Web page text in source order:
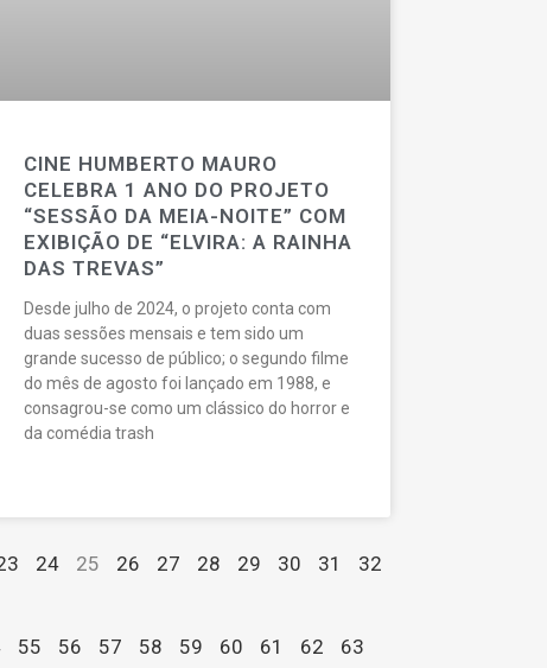
CINE HUMBERTO MAURO
CELEBRA 1 ANO DO PROJETO
“SESSÃO DA MEIA-NOITE” COM
EXIBIÇÃO DE “ELVIRA: A RAINHA
DAS TREVAS”
Desde julho de 2024, o projeto conta com
duas sessões mensais e tem sido um
grande sucesso de público; o segundo filme
do mês de agosto foi lançado em 1988, e
consagrou-se como um clássico do horror e
da comédia trash
24 25 26 27 28 29 30 31 32
55 56 57 58 59 60 61 62 63